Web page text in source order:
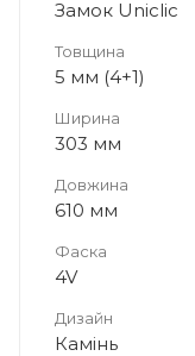
Замок Uniclic
Товщина
5 мм (4+1)
Ширина
303 мм
Довжина
610 мм
Фаска
4V
Дизайн
Камінь